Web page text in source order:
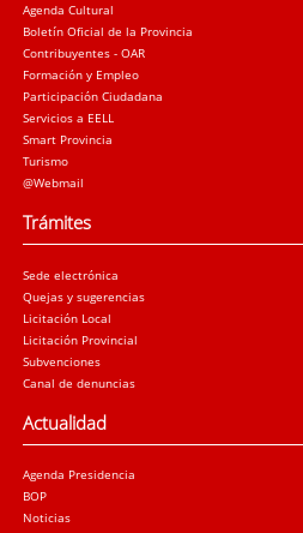
Agenda Cultural
Boletín Oficial de la Provincia
Contribuyentes - OAR
Formación y Empleo
Participación Ciudadana
Servicios a EELL
Smart Provincia
Turismo
@Webmail
Trámites
Sede electrónica
Quejas y sugerencias
Licitación Local
Licitación Provincial
Subvenciones
Canal de denuncias
Actualidad
Agenda Presidencia
BOP
Noticias